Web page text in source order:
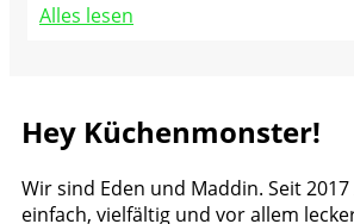
Alles lesen
Hey Küchenmonster!
Wir sind Eden und Maddin. Seit
einfach, vielfältig und vor allem